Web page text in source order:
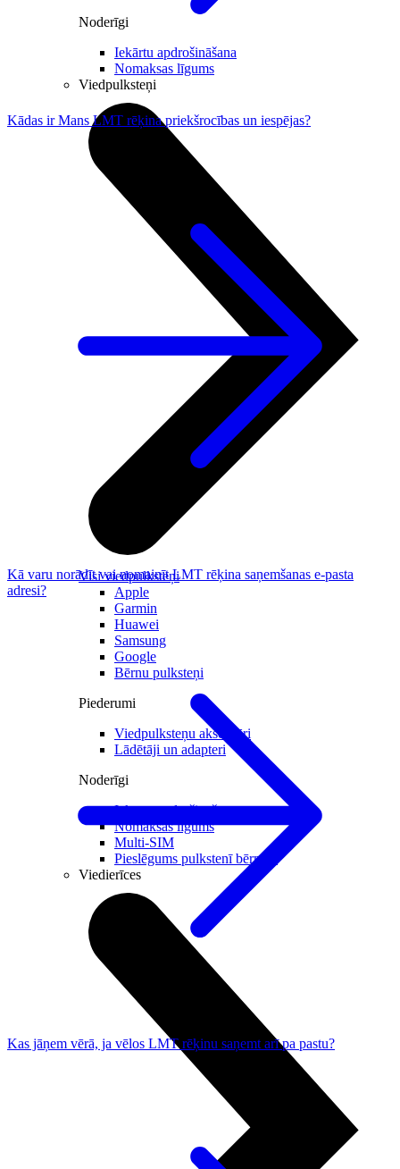
Noderīgi
Iekārtu apdrošināšana
Nomaksas līgums
Viedpulksteņi
Visi viedpulksteņi
Apple
Garmin
Huawei
Samsung
Google
Bērnu pulksteņi
Piederumi
Viedpulksteņu aksesuāri
Lādētāji un adapteri
Noderīgi
Iekārtu apdrošināšana
Nomaksas līgums
Multi-SIM
Pieslēgums pulkstenī bērnam
Viedierīces
Kādas ir Mans LMT rēķina priekšrocības un iespējas?
Kā varu norādīt vai nomainīt LMT rēķina saņemšanas e-pasta
adresi?
Kas jāņem vērā, ja vēlos LMT rēķinu saņemt arī pa pastu?